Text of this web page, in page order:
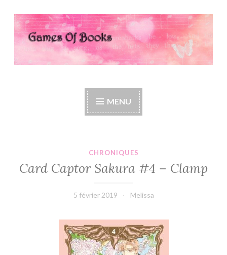
Accéder
au
contenu
Games Of Books
MENU
CHRONIQUES
Card Captor Sakura #4 – Clamp
5 février 2019 Melissa